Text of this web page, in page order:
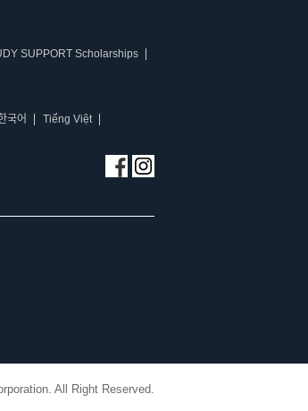
SUPPORT Scholarships
국어
Tiếng Việt
All Right Reserved.